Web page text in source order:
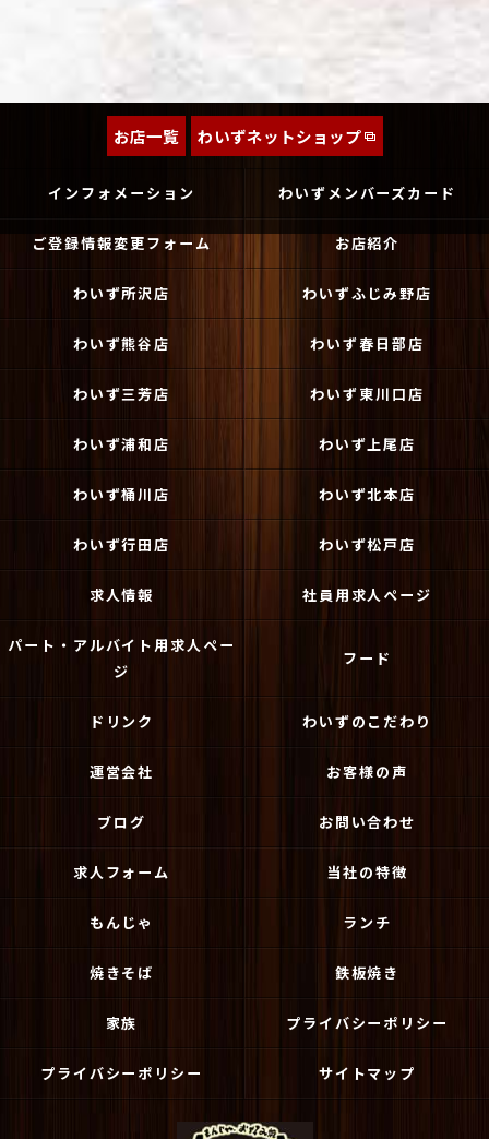
お店一覧 わいずネットショップ
インフォメーション わいずメンバーズカード
ご登録情報変更フォーム お店紹介
わいず所沢店 わいずふじみ野店
わいず熊谷店 わいず春日部店
わいず三芳店 わいず東川口店
わいず浦和店 わいず上尾店
わいず桶川店 わいず北本店
わいず行田店 わいず松戸店
求人情報 社員用求人ページ
パート・アルバイト用求人ペー
ジ
フード
ドリンク わいずのこだわり
運営会社 お客様の声
ブログ お問い合わせ
求人フォーム 当社の特徴
もんじゃ ランチ
焼きそば 鉄板焼き
家族 プライバシーポリシー
プライバシーポリシー サイトマップ